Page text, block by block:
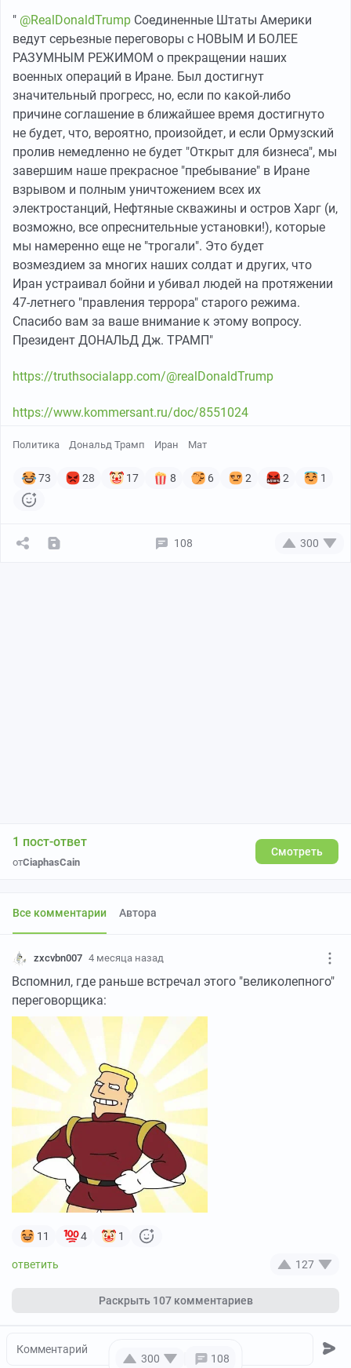
" @RealDonaldTrump Соединенные Штаты Америки
ведут серьезные переговоры с НОВЫМ И БОЛЕЕ
РАЗУМНЫМ РЕЖИМОМ о прекращении наших
военных операций в Иране. Был достигнут
значительный прогресс, но, если по какой-либо
причине соглашение в ближайшее время достигнуто
не будет, что, вероятно, произойдет, и если Ормузский
пролив немедленно не будет "Открыт для бизнеса", мы
завершим наше прекрасное "пребывание" в Иране
взрывом и полным уничтожением всех их
электростанций, Нефтяные скважины и остров Харг (и,
возможно, все опреснительные установки!), которые
мы намеренно еще не "трогали". Это будет
возмездием за многих наших солдат и других, что
Иран устраивал бойни и убивал людей на протяжении
47-летнего "правления террора" старого режима.
Спасибо вам за ваше внимание к этому вопросу.
Президент ДОНАЛЬД Дж. ТРАМП"
https://truthsocialapp.com/@realDonaldTrump
https://www.kommersant.ru/doc/8551024
Политика Дональд Трамп Иран Мат
73 28 17 8 6 2 2 1
108 300
300 108
1 пост-ответ
отCiaphasCain
Смотреть
Все комментарии Автора
zxcvbn007 4 месяца назад
Вспомнил, где раньше встречал этого "великолепного"
переговорщика:
11 4 1
127
Раскрыть 107 комментариев